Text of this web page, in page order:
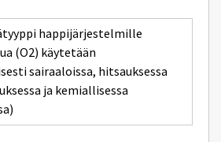
happijärjestelmille
(O2) käytetään
sairaaloissa, hitsauksessa
ja kemiallisessa